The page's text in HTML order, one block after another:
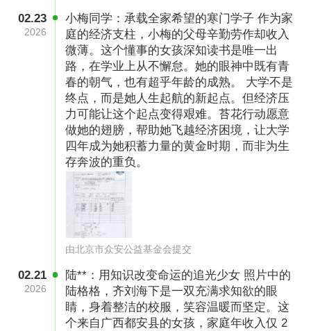
基于此，北京市众安公益基金会发起“苔花行
动”——既响应国家鼓励社会力量参与学生资助的
导向，也精准对接高中毕业已获高校录取的困境
女生需求，助力她们冲破困境、逐梦前行，不再
独行。正如一朵苔花的绽放离不开阳光雨露，一
个女孩的大学梦想，更需要你我的守护与托举。
我们诚挚呼吁社会各界爱心人士加入“苔花行
动”，用点滴善意汇聚暖流，让每一朵“苔花”都能
勇敢绽放，不负韶华。
项目预算：
02.23
2026
小梅同学：承载全家希望的寒门学子 作为家
庭的经济支柱，小梅的父母辛勤劳作却收入
微薄。这个懂事的女孩深知读书是唯一出
路，在学业上从不懈怠。她的眼神中既有青
春的朝气，也有超乎年龄的成熟。 大学不是
终点，而是她人生起航的新起点。但经济压
力可能让这个起点变得艰难。苔花行动愿意
做她的翅膀，帮助她飞越经济困境，让大学
四年成为她积蓄力量的黄金时期，而非为生
存奔波的重负。
由北京市众安公益基金会提交
02.21
2026
陆**：用知识改变命运的追光少女 照片中的
陆格格，齐刘海下是一双充满求知欲的眼
睛，身着整洁的校服，笑容温暖而坚定。这
个来自广西都安县的女孩，家庭年收入仅 2